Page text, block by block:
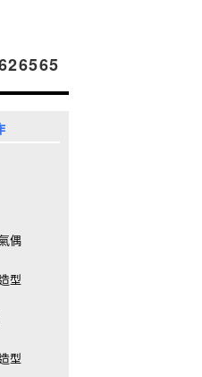
偶
型
型